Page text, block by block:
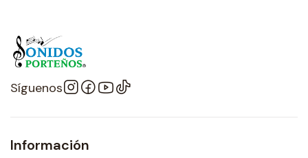
Síguenos
Información